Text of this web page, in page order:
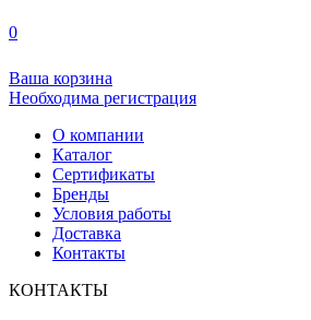
0
Ваша корзина
Необходима регистрация
О компании
Каталог
Сертификаты
Бренды
Условия работы
Доставка
Контакты
КОНТАКТЫ